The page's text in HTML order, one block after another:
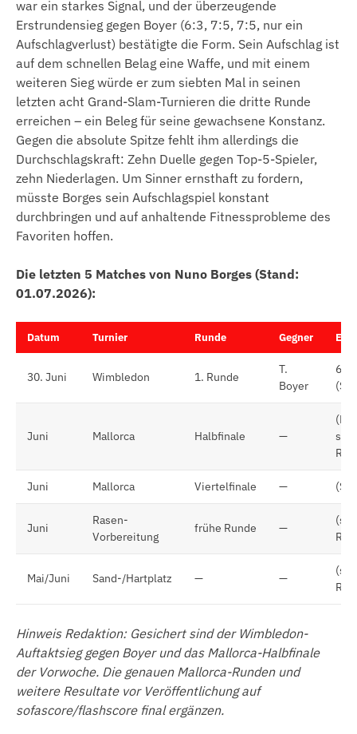
war ein starkes Signal, und der überzeugende
Erstrundensieg gegen Boyer (6:3, 7:5, 7:5, nur ein
Aufschlagverlust) bestätigte die Form. Sein Aufschlag ist
auf dem schnellen Belag eine Waffe, und mit einem
weiteren Sieg würde er zum siebten Mal in seinen
letzten acht Grand-Slam-Turnieren die dritte Runde
erreichen – ein Beleg für seine gewachsene Konstanz.
Gegen die absolute Spitze fehlt ihm allerdings die
Durchschlagskraft: Zehn Duelle gegen Top-5-Spieler,
zehn Niederlagen. Um Sinner ernsthaft zu fordern,
müsste Borges sein Aufschlagspiel konstant
durchbringen und auf anhaltende Fitnessprobleme des
Favoriten hoffen.
Die letzten 5 Matches von Nuno Borges (Stand:
01.07.2026):
Datum Turnier Runde Gegner
30. Juni Wimbledon 1. Runde
T.
Boyer
Juni Mallorca Halbfinale —
Juni Mallorca Viertelfinale —
Juni
Rasen-
Vorbereitung
frühe Runde —
Mai/Juni Sand-/Hartplatz — —
Hinweis Redaktion: Gesichert sind der Wimbledon-
Auftaktsieg gegen Boyer und das Mallorca-Halbfinale
der Vorwoche. Die genauen Mallorca-Runden und
weitere Resultate vor Veröffentlichung auf
sofascore/flashscore final ergänzen.